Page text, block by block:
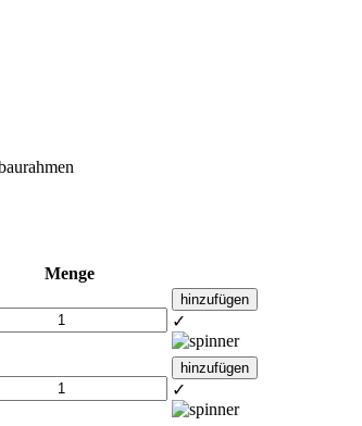
Menge
hinzufügen
✓
hinzufügen
✓